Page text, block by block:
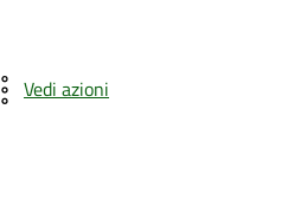
Vedi azioni